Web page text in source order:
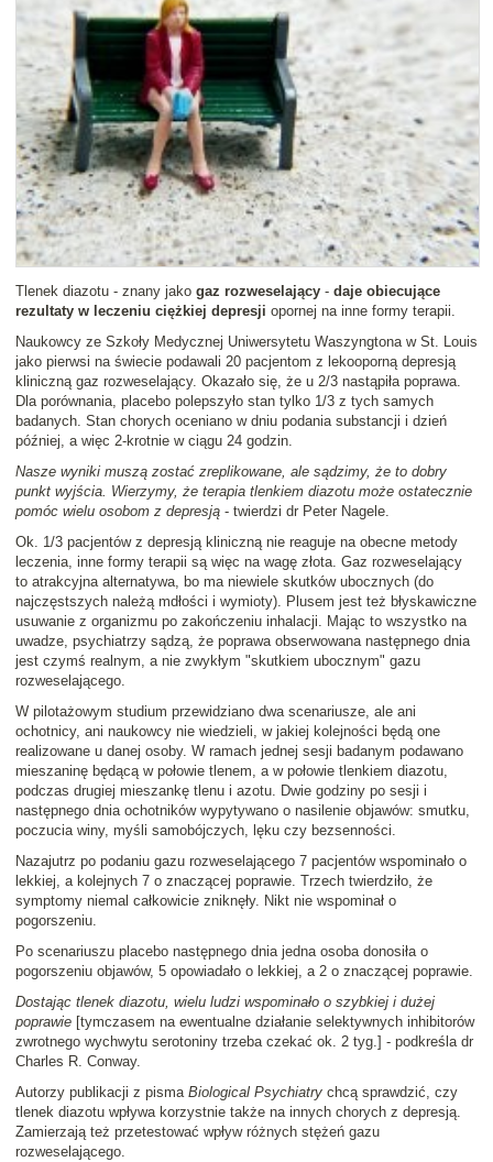
Tlenek diazotu - znany jako gaz rozweselający - daje obiecujące
rezultaty w leczeniu ciężkiej depresji opornej na inne formy terapii.
Naukowcy ze Szkoły Medycznej Uniwersytetu Waszyngtona w St. Louis
jako pierwsi na świecie podawali 20 pacjentom z lekooporną depresją
kliniczną gaz rozweselający. Okazało się, że u 2/3 nastąpiła poprawa.
Dla porównania, placebo polepszyło stan tylko 1/3 z tych samych
badanych. Stan chorych oceniano w dniu podania substancji i dzień
później, a więc 2-krotnie w ciągu 24 godzin.
Nasze wyniki muszą zostać zreplikowane, ale sądzimy, że to dobry
punkt wyjścia. Wierzymy, że terapia tlenkiem diazotu może ostatecznie
pomóc wielu osobom z depresją - twierdzi dr Peter Nagele.
Ok. 1/3 pacjentów z depresją kliniczną nie reaguje na obecne metody
leczenia, inne formy terapii są więc na wagę złota. Gaz rozweselający
to atrakcyjna alternatywa, bo ma niewiele skutków ubocznych (do
najczęstszych należą mdłości i wymioty). Plusem jest też błyskawiczne
usuwanie z organizmu po zakończeniu inhalacji. Mając to wszystko na
uwadze, psychiatrzy sądzą, że poprawa obserwowana następnego dnia
jest czymś realnym, a nie zwykłym "skutkiem ubocznym" gazu
rozweselającego.
W pilotażowym studium przewidziano dwa scenariusze, ale ani
ochotnicy, ani naukowcy nie wiedzieli, w jakiej kolejności będą one
realizowane u danej osoby. W ramach jednej sesji badanym podawano
mieszaninę będącą w połowie tlenem, a w połowie tlenkiem diazotu,
podczas drugiej mieszankę tlenu i azotu. Dwie godziny po sesji i
następnego dnia ochotników wypytywano o nasilenie objawów: smutku,
poczucia winy, myśli samobójczych, lęku czy bezsenności.
Nazajutrz po podaniu gazu rozweselającego 7 pacjentów wspominało o
lekkiej, a kolejnych 7 o znaczącej poprawie. Trzech twierdziło, że
symptomy niemal całkowicie zniknęły. Nikt nie wspominał o
pogorszeniu.
Po scenariuszu placebo następnego dnia jedna osoba donosiła o
pogorszeniu objawów, 5 opowiadało o lekkiej, a 2 o znaczącej poprawie.
Dostając tlenek diazotu, wielu ludzi wspominało o szybkiej i dużej
poprawie [tymczasem na ewentualne działanie selektywnych inhibitorów
zwrotnego wychwytu serotoniny trzeba czekać ok. 2 tyg.] - podkreśla dr
Charles R. Conway.
Autorzy publikacji z pisma Biological Psychiatry chcą sprawdzić, czy
tlenek diazotu wpływa korzystnie także na innych chorych z depresją.
Zamierzają też przetestować wpływ różnych stężeń gazu
rozweselającego.